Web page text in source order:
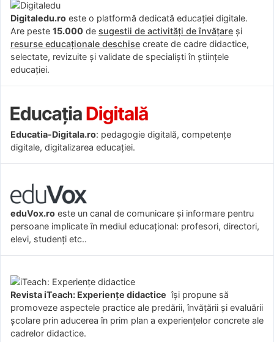
Digitaledu.ro este o platformă dedicată educației digitale.
Are peste 15.000 de sugestii de activități de învățare și
resurse educaționale deschise create de cadre didactice,
selectate, revizuite și validate de specialiști în științele
educației.
Educatia-Digitala.ro: pedagogie digitală, competențe
digitale, digitalizarea educației.
eduVox.ro este un canal de comunicare și informare pentru
persoane implicate în mediul educațional: profesori, directori,
elevi, studenți etc..
Revista iTeach: Experienţe didactice îşi propune să
promoveze aspectele practice ale predării, învăţării şi evaluării
şcolare prin aducerea în prim plan a experienţelor concrete ale
cadrelor didactice.